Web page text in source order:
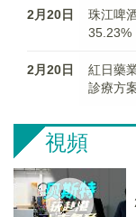
2月20日
珠江啤
35.23%
2月20日
紅日藥
診療方
視頻